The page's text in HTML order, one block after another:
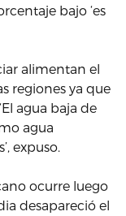
bajo ‘es
alimentan el
regiones ya que
agua baja de
agua
expuso.
ocurre luego
desapareció el